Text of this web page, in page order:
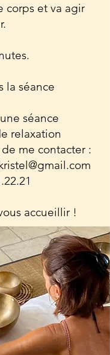
corps et va agir
la séance
séance
relaxation
me contacter :
accueillir !